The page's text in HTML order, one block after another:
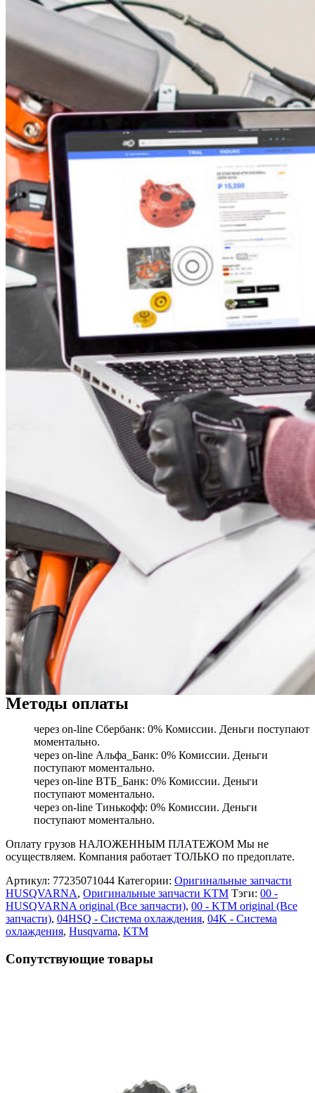
Методы оплаты
через on-line Сбербанк: 0% Комиссии. Деньги поступают
моментально.
через on-line Альфа_Банк: 0% Комиссии. Деньги
поступают моментально.
через on-line ВТБ_Банк: 0% Комиссии. Деньги
поступают моментально.
через on-line Тинькофф: 0% Комиссии. Деньги
поступают моментально.
Оплату грузов НАЛОЖЕННЫМ ПЛАТЕЖОМ Мы не
осуществляем. Компания работает ТОЛЬКО по предоплате.
Артикул: 77235071044 Категории: Оригинальные запчасти
HUSQVARNA, Оригинальные запчасти KTM Тэги: 00 -
HUSQVARNA original (Все запчасти), 00 - KTM original (Все
запчасти), 04HSQ - Система охлаждения, 04K - Система
охлаждения, Husqvarna, KTM
Сопутствующие товары